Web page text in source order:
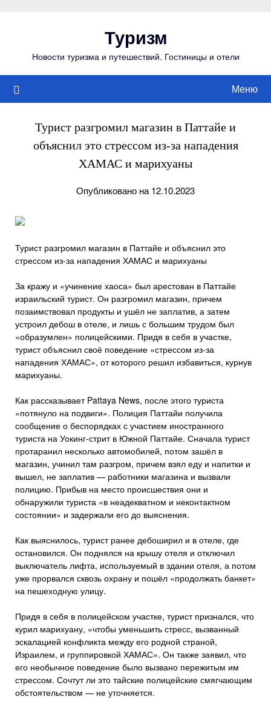
Туризм
Новости туризма и путешествий. Гостиницы и отели
Меню
Турист разгромил магазин в Паттайе и
объяснил это стрессом из-за нападения
ХАМАС и марихуаны
Опубликовано на 12.10.2023
Турист разгромил магазин в Паттайе и объяснил это
стрессом из-за нападения ХАМАС и марихуаны
За кражу и «учинение хаоса» был арестован в Паттайе
израильский турист. Он разгромил магазин, причем
позаимствовал продукты и ушёл не заплатив, а затем
устроил дебош в отеле, и лишь с большим трудом был
«образумлен» полицейскими. Придя в себя в участке,
турист объяснил своё поведение «стрессом из-за
нападения ХАМАС», от которого решил избавиться, курнув
марихуаны.
Как рассказывает Pattaya News, после этого туриста
«потянуло на подвиги». Полиция Паттайи получила
сообщение о беспорядках с участием иностранного
туриста на Уокинг-стрит в Южной Паттайе. Сначала турист
протаранил несколько автомобилей, потом зашёл в
магазин, учинил там разгром, причем взял еду и напитки и
вышел, не заплатив — работники магазина и вызвали
полицию. Прибыв на место происшествия они и
обнаружили туриста «в неадекватном и неконтактном
состоянии» и задержали его до выяснения.
Как выяснилось, турист ранее дебоширил и в отеле, где
остановился. Он поднялся на крышу отеля и отключил
выключатель лифта, используемый в здании отеля, а потом
уже прорвался сквозь охрану и пошёл «продолжать банкет»
на пешеходную улицу.
Придя в себя в полицейском участке, турист признался, что
курил марихуану, «чтобы уменьшить стресс, вызванный
эскалацией конфликта между его родной страной,
Израилем, и группировкой ХАМАС». Он также заявил, что
его необычное поведение было вызвано пережитым им
стрессом. Сочтут ли это тайские полицейские смягчающим
обстоятельством — не уточняется.